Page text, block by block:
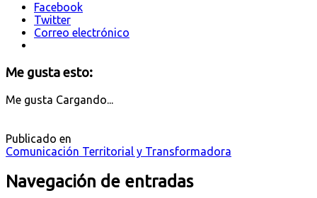
Facebook
Twitter
Correo electrónico
Me gusta esto:
Me gusta Cargando...
Publicado en
Comunicación Territorial y Transformadora
Navegación de entradas